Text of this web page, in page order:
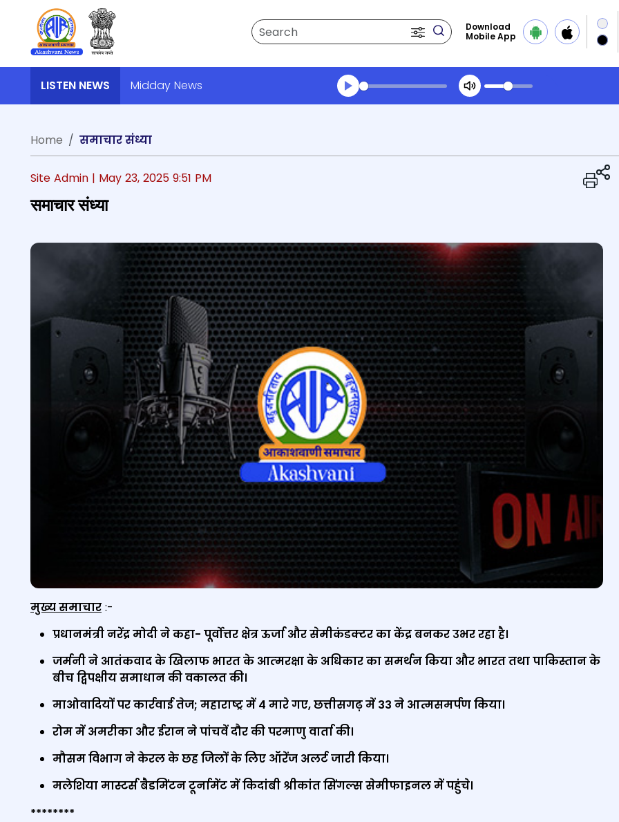
Search
Download
Mobile App
LISTEN NEWS
Midday News
Transcript summary
Home
समाचार संध्या
Site Admin | May 23, 2025 9:51 PM
समाचार संध्या
मुख्य समाचार :-
प्रधानमंत्री नरेंद्र मोदी ने कहा- पूर्वोत्तर क्षेत्र ऊर्जा और सेमीकंडक्टर का केंद्र बनकर उभर रहा है।
जर्मनी ने आतंकवाद के खिलाफ भारत के आत्‍मरक्षा के अधिकार का समर्थन किया और भारत तथा पाकिस्तान के
बीच द्विपक्षीय समाधान की वकालत की।
माओवादियों पर कार्रवाई तेज; महाराष्ट्र में 4 मारे गए, छत्तीसगढ़ में 33 ने आत्मसमर्पण किया।
रोम में अमरीका और ईरान ने पांचवें दौर की परमाणु वार्ता की।
मौसम विभाग ने केरल के छह जिलों के लिए ऑरेंज अलर्ट जारी किया।
मलेशिया मास्टर्स बैडमिंटन टूर्नामेंट में किदांबी श्रीकांत सिंगल्‍स सेमीफाइनल में पहुंचे।
********